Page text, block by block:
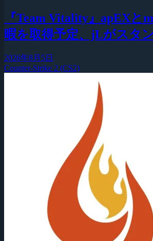
『Team Vitality』apEXと
暇を取得予定、jLがスタ
2026年8月5日
Counter-Strike 2 (CS2)